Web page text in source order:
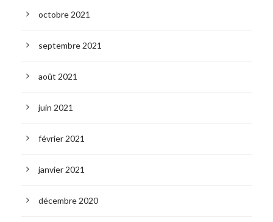
octobre 2021
septembre 2021
août 2021
juin 2021
février 2021
janvier 2021
décembre 2020